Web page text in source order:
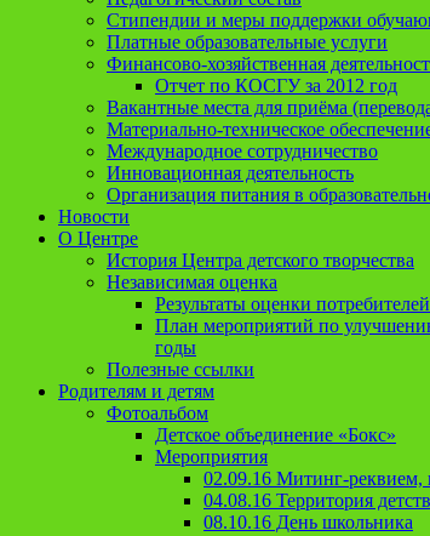
Стипендии и меры поддержки
Платные образовательные услуги
Финансово-хозяйственная
Отчет по КОСГУ за 2012 год
Вакантные места для приёма
Материально-техническое
Международное сотрудничество
Инновационная деятельность
Организация питания в
Новости
О Центре
История Центра детского творчества
Независимая оценка
Результаты оценки
План мероприятий по улучшению
годы
Полезные ссылки
Родителям и детям
Фотоальбом
Детское объединение «Бокс»
Мероприятия
02.09.16 Митинг-
04.08.16 Территория
08.10.16 День школьника